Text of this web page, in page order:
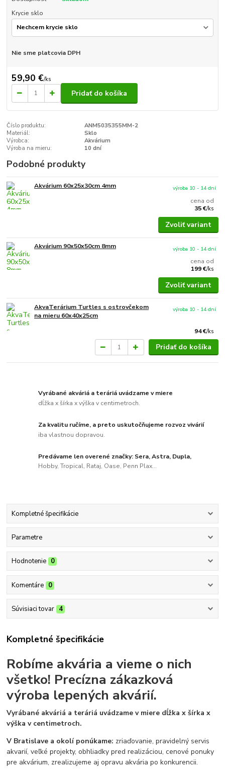
Krycie sklo
Nie sme platcovia DPH
59,90 €/ks
Pridať do košíka
Číslo produktu:
ANM5035355MM-2
Materiál:
Sklo
Výrobca:
Akvárium
Výroba na mieru:
10 dní
Podobné produkty
Akvárium 60x25x30cm 4mm
cena od
35 €/ks
výroba 10 - 14 dní
Zvoliť variant
Akvárium 90x50x50cm 8mm
cena od
199 €/ks
výroba 10 - 14 dní
Zvoliť variant
AkvaTerárium Turtles s ostrovčekom
na mieru 60x40x25cm
94 €/ks
výroba 10 - 14 dní
Pridať do košíka
Vyrábané akváriá a teráriá uvádzame v miere
dĺžka x šírka x výška v centimetroch.
Za kvalitu ručíme, a preto uskutočňujeme rozvoz vivárií
iba vlastnou dopravou.
Predávame len overené značky: Sera, Astra, Dupla,
Hobby, Tropical, Rataj, Oase, Penn Plax...
Kompletné špecifikácie
Parametre
Hodnotenie 0
Komentáre 0
Súvisiaci tovar 4
Kompletné špecifikácie
Robíme akvária a vieme o nich
všetko! Precízna zákazková
výroba lepených akvárií.
Vyrábané akváriá a teráriá uvádzame v miere dĺžka x šírka x
výška v centimetroch.
V Bratislave a okolí ponúkame: zriaďovanie, pravidelný servis
akvarií, veľké projekty, obhliadky pred realizáciou, cenové ponuky
pre akvárium, zrealizujeme aj opravu akvária po konkurencii.